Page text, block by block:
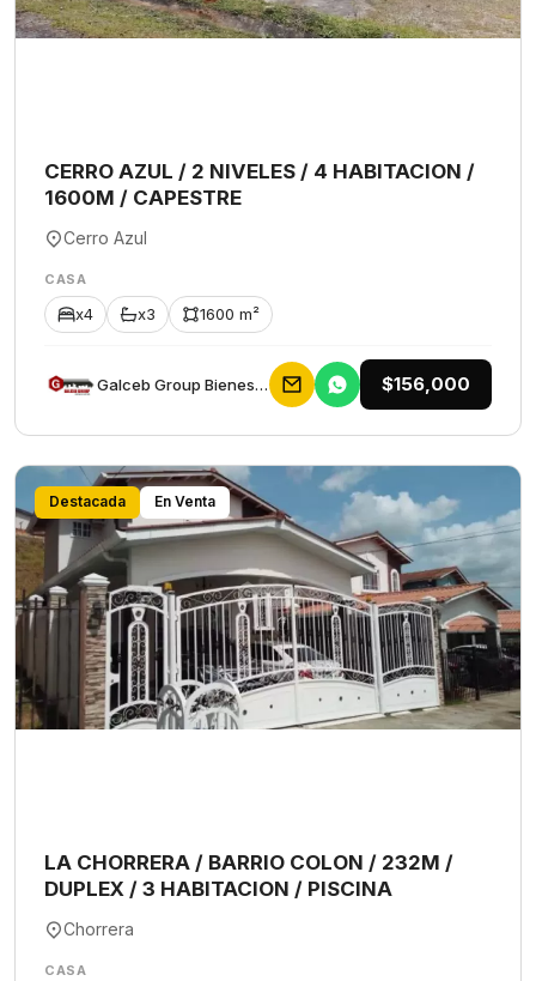
CERRO AZUL / 2 NIVELES / 4 HABITACION /
1600M / CAPESTRE
Cerro Azul
CASA
x4 x3 1600 m²
Galceb Group Bienes Raices $156,000
Destacada En Venta
LA CHORRERA / BARRIO COLON / 232M /
DUPLEX / 3 HABITACION / PISCINA
Chorrera
CASA